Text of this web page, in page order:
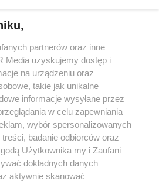
serwisie nie może być powielany i
w jakikolwiek sposób (w
na jakimkolwiek polu
włącznie z umieszczaniem w Internecie
praw. Jakiekolwiek użycie lub
lub w części z naruszeniem prawa, tzn.
pod groźbą kary i może być ścigane
partnerów oraz inne
Media uzyskujemy dostęp i
na urządzeniu oraz
takie jak unikalne
informacje wysyłane przez
w celu zapewniania
wybór spersonalizowanych
badanie odbiorców oraz
Użytkownika my i Zaufani
dokładnych danych
aktywnie skanować